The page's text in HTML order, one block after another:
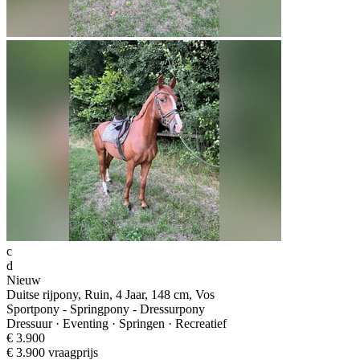
c
d
Nieuw
Duitse rijpony, Ruin, 4 Jaar, 148 cm, Vos
Sportpony - Springpony - Dressurpony
Dressuur · Eventing · Springen · Recreatief
€ 3.900
€ 3.900 vraagprijs